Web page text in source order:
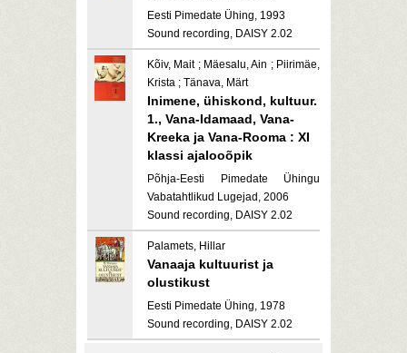
Eesti Pimedate Ühing, 1993
Sound recording, DAISY 2.02
Kõiv, Mait ; Mäesalu, Ain ; Piirimäe,
Krista ; Tänava, Märt
Inimene, ühiskond, kultuur.
1., Vana-Idamaad, Vana-
Kreeka ja Vana-Rooma : XI
klassi ajalooõpik
Põhja-Eesti Pimedate Ühingu
Vabatahtlikud Lugejad, 2006
Sound recording, DAISY 2.02
Palamets, Hillar
Vanaaja kultuurist ja
olustikust
Eesti Pimedate Ühing, 1978
Sound recording, DAISY 2.02